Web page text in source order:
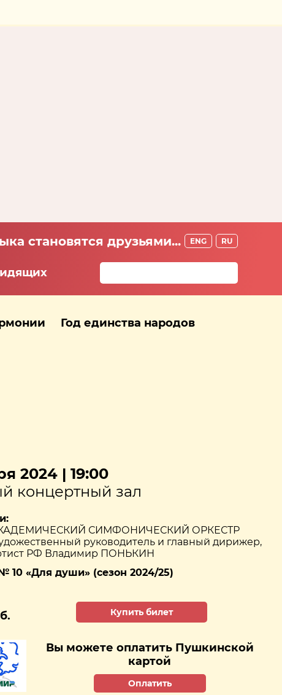
становятся друзьями... ENG RU
Год единства народов
2024 | 19:00
концертный зал
СИМФОНИЧЕСКИЙ ОРКЕСТР
руководитель и главный дирижер,
РФ Владимир ПОНЬКИН
10 «Для души» (сезон 2024/25)
Купить билет
Вы можете оплатить Пушкинской
картой
Оплатить